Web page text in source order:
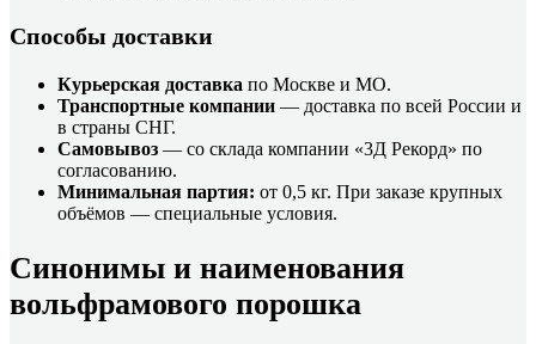
Способы доставки
Курьерская доставка по Москве и МО.
Транспортные компании — доставка по всей России и
в страны СНГ.
Самовывоз — со склада компании «3Д Рекорд» по
согласованию.
Минимальная партия: от 0,5 кг. При заказе крупных
объёмов — специальные условия.
Синонимы и наименования
вольфрамового порошка